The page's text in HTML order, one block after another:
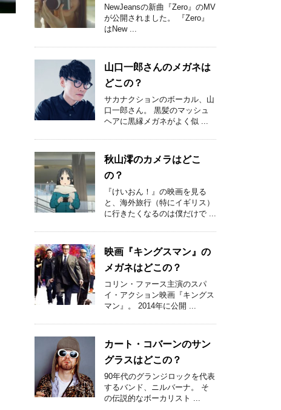
NewJeansの新曲『Zero』のMV
が公開されました。 『Zero』
はNew ...
山口一郎さんのメガネは
どこの？
サカナクションのボーカル、山
口一郎さん。 黒髪のマッシュ
ヘアに黒縁メガネがよく似 ...
秋山澪のカメラはどこ
の？
『けいおん！』の映画を見る
と、海外旅行（特にイギリス）
に行きたくなるのは僕だけで ...
映画『キングスマン』の
メガネはどこの？
コリン・ファース主演のスパ
イ・アクション映画『キングス
マン』。 2014年に公開 ...
カート・コバーンのサン
グラスはどこの？
90年代のグランジロックを代表
するバンド、ニルバーナ。 そ
の伝説的なボーカリスト ...